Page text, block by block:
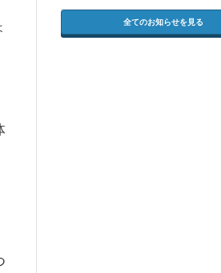
全てのお知らせを見る